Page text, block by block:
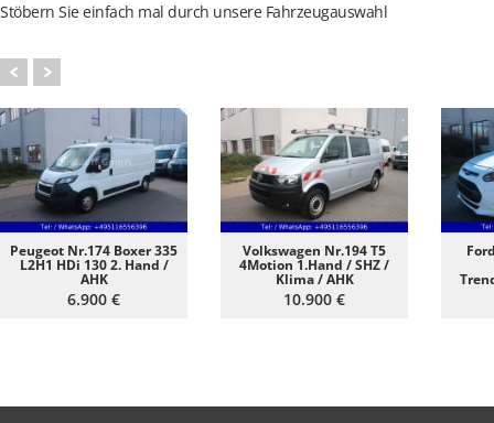
Stöbern Sie einfach mal durch unsere Fahrzeugauswahl
Peugeot Nr.174 Boxer 335
L2H1 HDi 130 2. Hand /
AHK
6.900 €
Volkswagen Nr.194 T5
4Motion 1.Hand / SHZ /
Klima / AHK
10.900 €